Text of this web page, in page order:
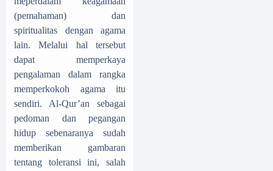
(pemahaman) dan
spiritualitas dengan agama
lain. Melalui hal tersebut
dapat memperkaya
pengalaman dalam rangka
memperkokoh agama itu
sendiri. Al-Qur’an sebagai
pedoman dan pegangan
hidup sebenaranya sudah
memberikan gambaran
tentang toleransi ini, salah